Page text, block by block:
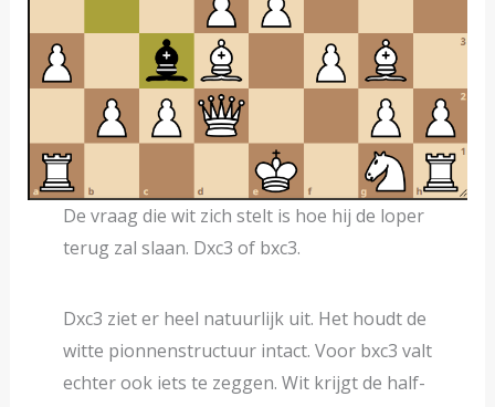
De vraag die wit zich stelt is hoe hij de loper
terug zal slaan. Dxc3 of bxc3.
Dxc3 ziet er heel natuurlijk uit. Het houdt de
witte pionnenstructuur intact. Voor bxc3 valt
echter ook iets te zeggen. Wit krijgt de half-